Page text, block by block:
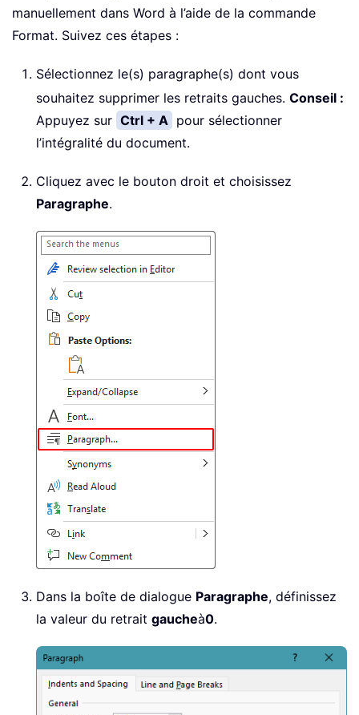
manuellement dans Word à l’aide de la commande
Format. Suivez ces étapes :
Sélectionnez le(s) paragraphe(s) dont vous
souhaitez supprimer les retraits gauches. Conseil :
Appuyez sur Ctrl + A pour sélectionner
l’intégralité du document.
Cliquez avec le bouton droit et choisissez
Paragraphe.
Dans la boîte de dialogue Paragraphe, définissez
la valeur du retrait gaucheà0.